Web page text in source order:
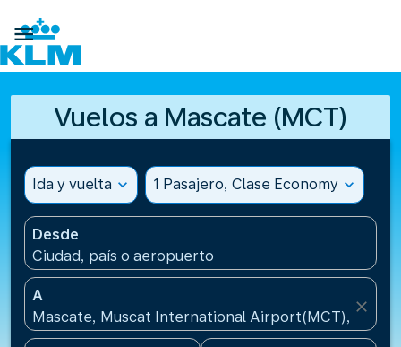

Vuelos a Mascate (MCT)
Ida y vuelta expand_more 1 Pasajero, Clase Economy expand_more
Desde
Ciudad, país o aeropuerto
A
Mascate, Muscat International Airport(MCT), Omán
close